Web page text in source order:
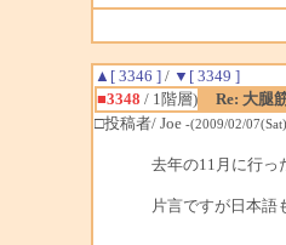
▲[ 3346 ]/ ▼[ 3349 ]
■3348 / 1階層)
Re: 大腿
□投稿者/ Joe -(2009/02/
去年の11月に行っ
片言ですが日本語